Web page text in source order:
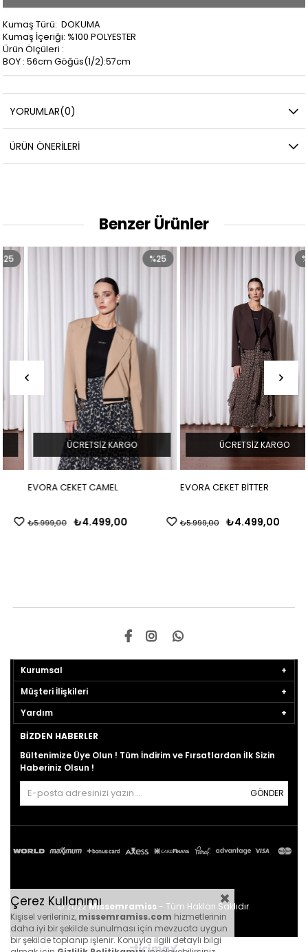
Kumaş Türü: DOKUMA
Kumaş İçeriği: %100 POLYESTER
Ürün Ölçüleri :
BOY : 56cm Göğüs(1/2):57cm
YORUMLAR(0)
ÜRÜN ÖNERILERI
Benzer Ürünler
EVORA CEKET CAMEL
₺4.499,00
₺5.999,00
%25
ÜCRETSIZ KARGO
EVORA CEKET BİTTER
₺4.499,00
₺5.999,00
%25
ÜCRETSIZ KARGO
Kurumsal
Müşteri İlişkileri
Yardım
BIZDEN HABERLER
Bültenimize Üye Olun ! Tüm İndirim ve Fırsatlardan İlk Sizin
Haberiniz Olsun !
GÖNDER
© 2022Missemramiss - Tüm Hakları Saklıdır.
Çerez Kullanımı
Kişisel verileriniz, missemramiss.com hizmetlerinin
daha iyi bir şekilde sunulması için mevzuata uygun
bir şekilde toplanıp işlenir. Konuyla ilgili detaylı bilgi